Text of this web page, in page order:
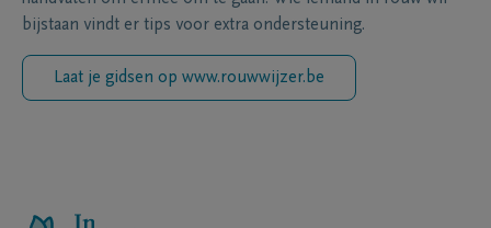
bijstaan vindt er tips voor extra ondersteuning.
Laat je gidsen op www.rouwwijzer.be